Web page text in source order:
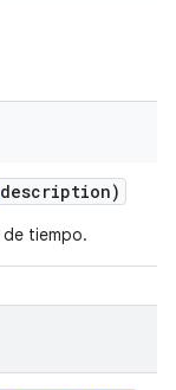
description)
tiempo.